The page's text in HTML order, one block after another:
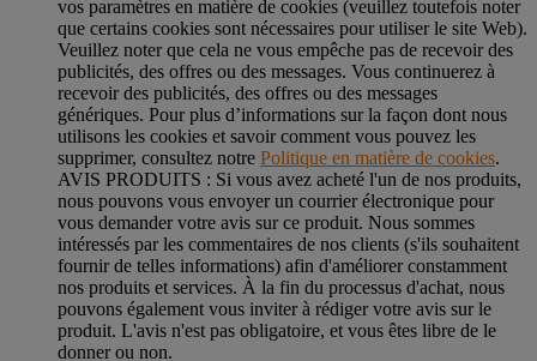
vos paramètres en matière de cookies (veuillez toutefois noter
que certains cookies sont nécessaires pour utiliser le site Web).
Veuillez noter que cela ne vous empêche pas de recevoir des
publicités, des offres ou des messages. Vous continuerez à
recevoir des publicités, des offres ou des messages
génériques. Pour plus d’informations sur la façon dont nous
utilisons les cookies et savoir comment vous pouvez les
supprimer, consultez notre Politique en matière de cookies.
AVIS PRODUITS : Si vous avez acheté l'un de nos produits,
nous pouvons vous envoyer un courrier électronique pour
vous demander votre avis sur ce produit. Nous sommes
intéressés par les commentaires de nos clients (s'ils souhaitent
fournir de telles informations) afin d'améliorer constamment
nos produits et services. À la fin du processus d'achat, nous
pouvons également vous inviter à rédiger votre avis sur le
produit. L'avis n'est pas obligatoire, et vous êtes libre de le
donner ou non.